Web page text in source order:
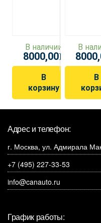
В наличии
8000,00Р
В
корзину
В
В
Адрес и телефон:
г. Москва, ул. Адмирала
+7 (495) 227-33-53
info@canauto.ru
График работы: